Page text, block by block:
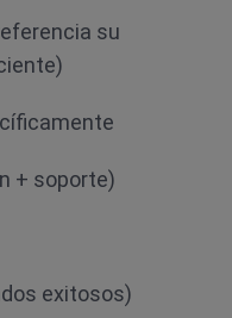
su
+ soporte)
exitosos)